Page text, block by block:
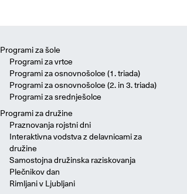
Programi za šole
Programi za vrtce
Programi za osnovnošolce (1. triada)
Programi za osnovnošolce (2. in 3. triada)
Programi za srednješolce
Programi za družine
Praznovanja rojstni dni
Interaktivna vodstva z delavnicami za
družine
Samostojna družinska raziskovanja
Plečnikov dan
Rimljani v Ljubljani